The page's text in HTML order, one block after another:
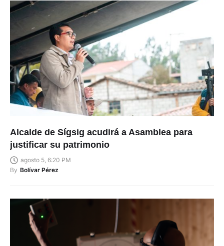
Alcalde de Sígsig acudirá a Asamblea para
justificar su patrimonio
agosto 5, 6:20 PM
By Bolívar Pérez